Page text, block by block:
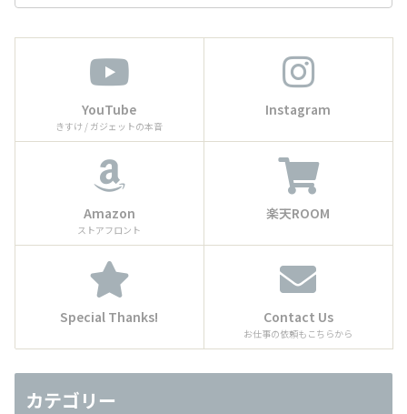
YouTube
きすけ / ガジェットの本音
Instagram
Amazon
ストアフロント
楽天ROOM
Special Thanks! Contact Us
お仕事の依頼もこちらから
カテゴリー